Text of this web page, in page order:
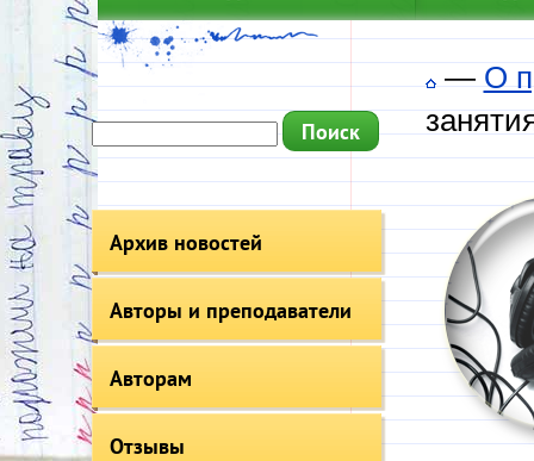
Архив новостей
Авторы и преподаватели
Авторам
Отзывы
—О